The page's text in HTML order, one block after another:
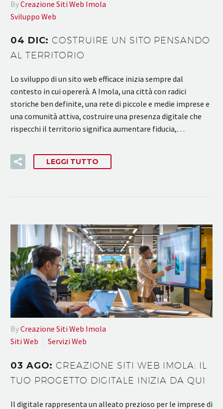
ByCreazione Siti Web Imola
Sviluppo Web
04 DIC:COSTRUIRE UN SITO PENSANDO
AL TERRITORIO
Lo sviluppo di un sito web efficace inizia sempre dal
contesto in cui opererà. A Imola, una città con radici
storiche ben definite, una rete di piccole e medie imprese e
una comunità attiva, costruire una presenza digitale che
rispecchi il territorio significa aumentare fiducia,…
LEGGI TUTTO
ByCreazione Siti Web Imola
Siti Web
Servizi Web
03 AGO:CREAZIONE SITI WEB IMOLA: IL
TUO PROGETTO DIGITALE INIZIA DA QUI
Il digitale rappresenta un alleato prezioso per le imprese di